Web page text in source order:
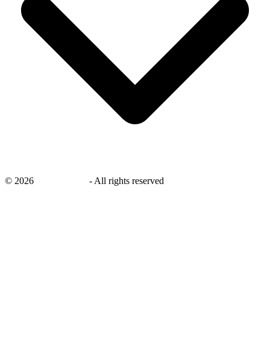
© 2026 - All rights reserved